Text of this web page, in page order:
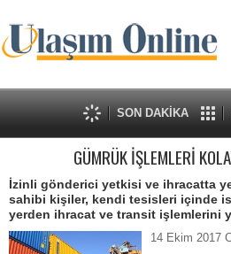
SON DAKİKA
GÜMRÜK İŞLEMLERİ
İzinli gönderici yetkisi ve ihracatta
sahibi kişiler, kendi tesisleri içinde
yerden ihracat ve transit işlemlerini
14 Ekim 2017